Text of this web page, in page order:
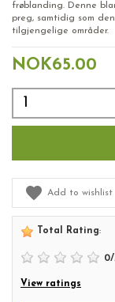
frøblanding. Denne
preg, samtidig som
tilgjengelige områder.
NOK65.00
Add to wishlist
Total Rating:
0/
View ratings